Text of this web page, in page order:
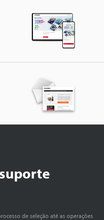
de seleção até as operações